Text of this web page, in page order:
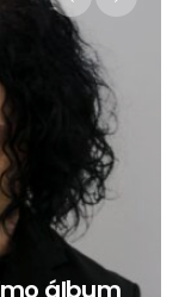
como su